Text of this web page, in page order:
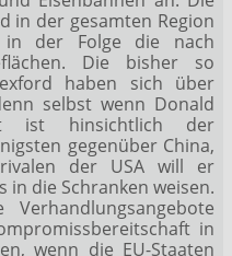
in der gesamten Region
in der Folge die nach
Die bisher so
haben sich über
selbst wenn Donald
ist hinsichtlich der
gegenüber China,
der USA will er
in die Schranken weisen.
in
wenn die EU-Staaten